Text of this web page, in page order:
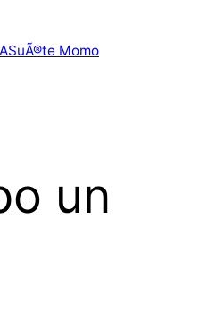
SuÃ®te Momo
un